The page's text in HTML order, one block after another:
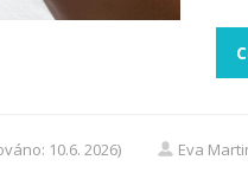
10.6. 2026) Eva